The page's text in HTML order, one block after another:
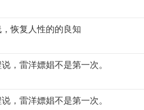
恢复人性的的良知
，雷洋嫖娼不是第一次。
，雷洋嫖娼不是第一次。